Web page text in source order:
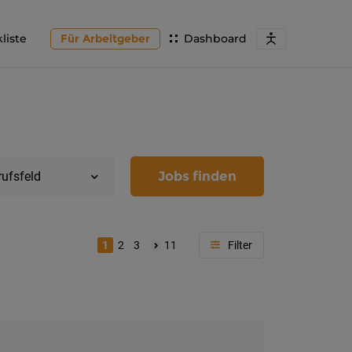
Dashboard
Für Arbeitgeber
Jobs finden
1 2 3 11